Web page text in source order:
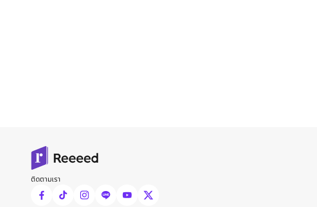
ติดตามเรา